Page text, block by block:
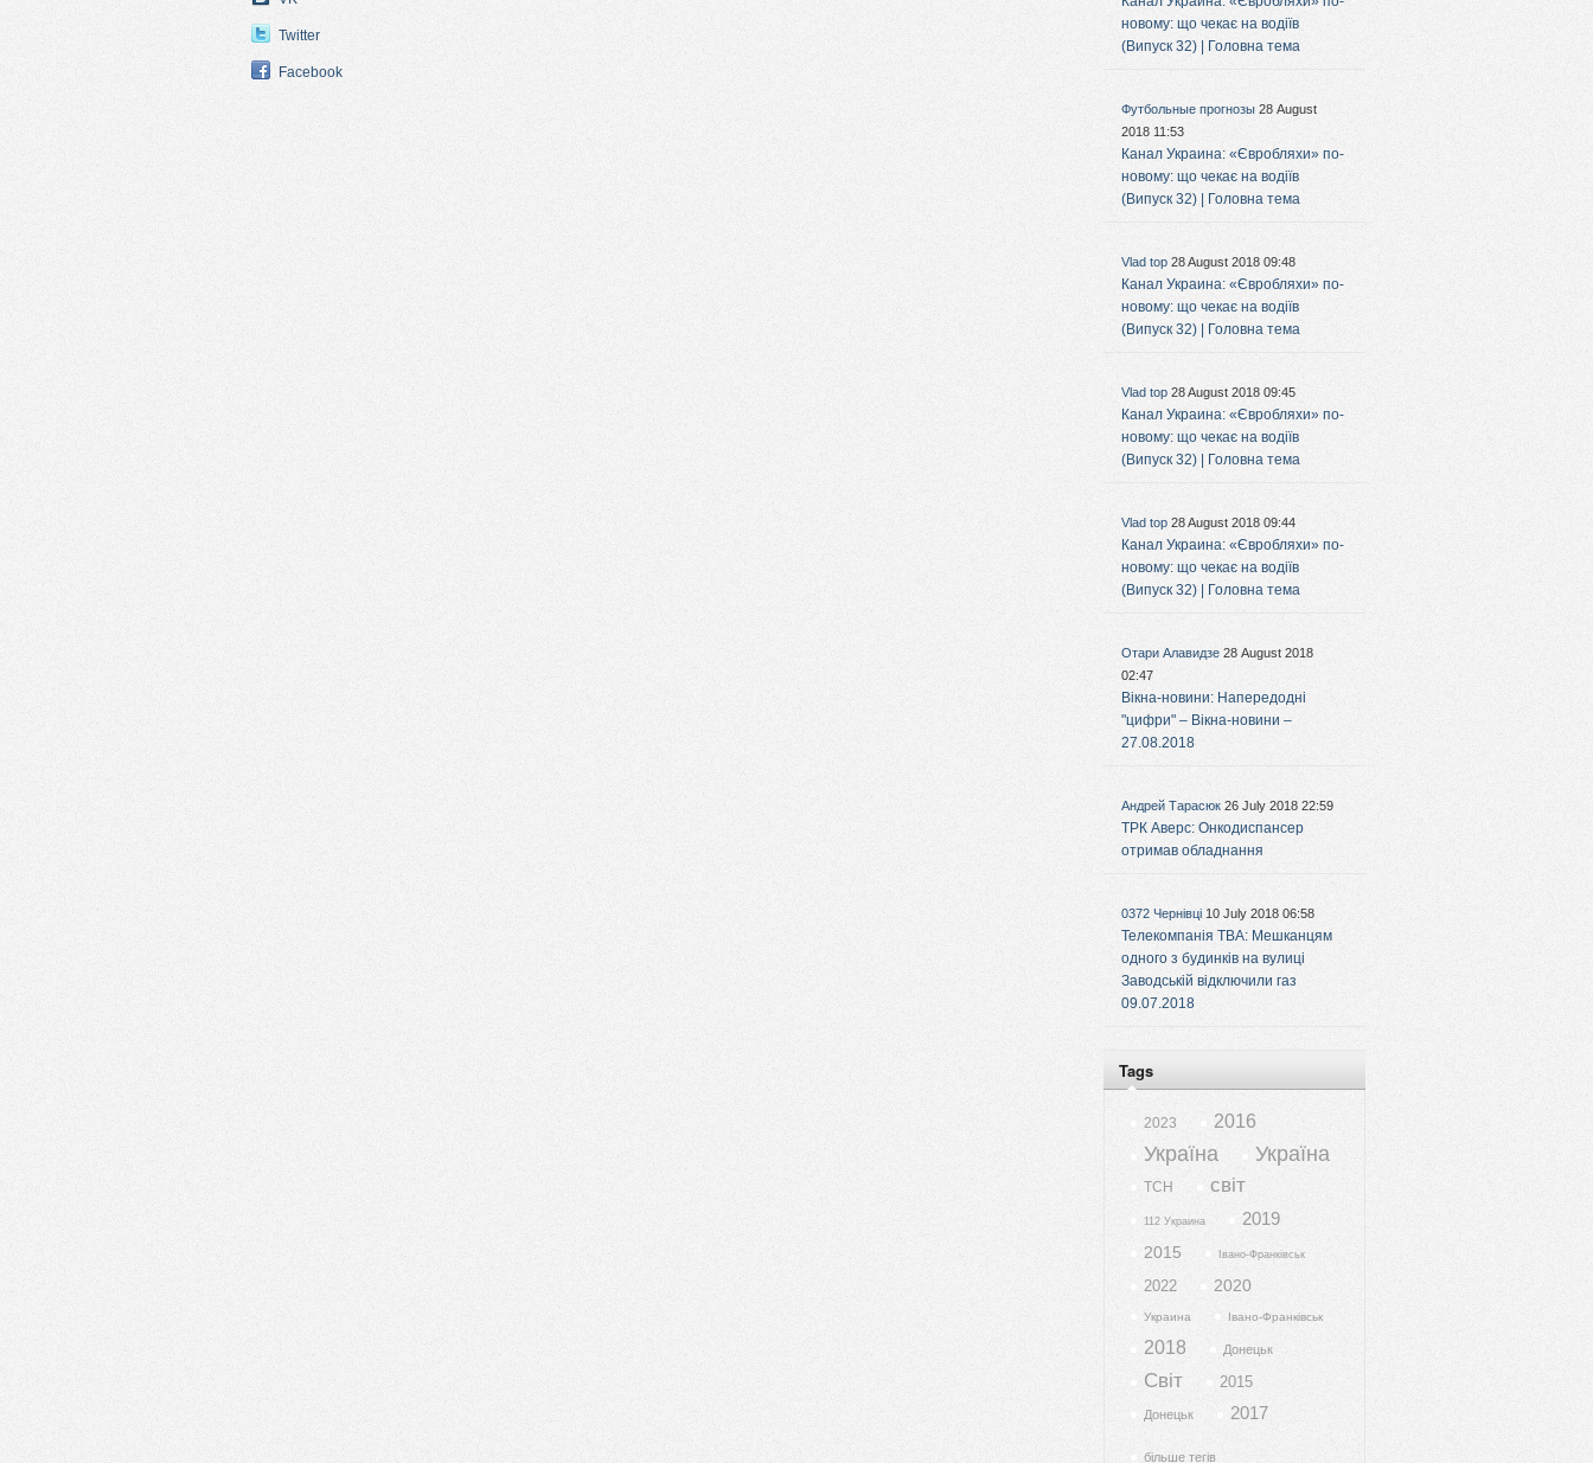
Twitter
Facebook
новому: що чекає на водіїв
(Випуск 32) | Головна тема
Футбольные прогнозы 28 August
2018 11:53
Канал Украина: «Євробляхи» по-
новому: що чекає на водіїв
(Випуск 32) | Головна тема
Vlad top 28 August 2018 09:48
Канал Украина: «Євробляхи» по-
новому: що чекає на водіїв
(Випуск 32) | Головна тема
Vlad top 28 August 2018 09:45
Канал Украина: «Євробляхи» по-
новому: що чекає на водіїв
(Випуск 32) | Головна тема
Vlad top 28 August 2018 09:44
Канал Украина: «Євробляхи» по-
новому: що чекає на водіїв
(Випуск 32) | Головна тема
Отари Алавидзе 28 August 2018
02:47
Вікна-новини: Напередодні
"цифри" – Вікна-новини –
27.08.2018
Андрей Тарасюк 26 July 2018 22:59
ТРК Аверс: Онкодиспансер
отримав обладнання
0372 Чернівці 10 July 2018 06:58
Телекомпанія ТВА: Мешканцям
одного з будинків на вулиці
Заводській відключили газ
09.07.2018
Tags
2023 2016
Україна Україна
ТСН світ
112 Украина 2019
2015 Івано-Франківськ
2022 2020
Украина Івано-Франківськ
2018 Донецьк
Світ 2015
Донецьк 2017
більше тегів